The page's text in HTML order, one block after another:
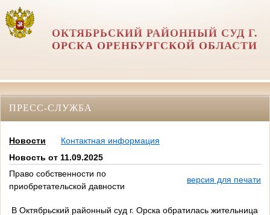
ОКТЯБРЬСКИЙ РАЙОННЫЙ СУД Г.
ОРСКА ОРЕНБУРГСКОЙ ОБЛАСТИ
ПРЕСС-СЛУЖБА
Новости
Контактная информация
Новость от 11.09.2025
Право собственности по
приобретательской давности
версия для печати
В Октябрьский районный суд г. Орска обратилась жительница